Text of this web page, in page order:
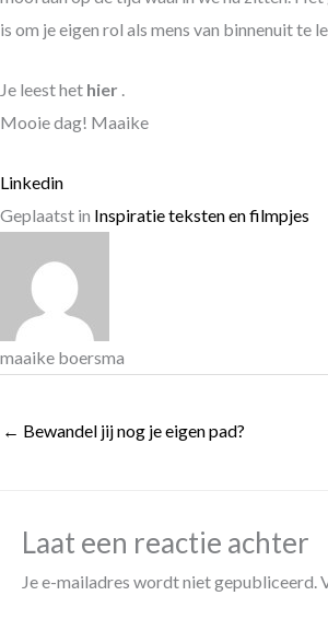
is om je eigen rol als mens van binnenuit te
Je leest het hier
Mooie dag! Maaike
Linkedin
Geplaatst in Inspiratie teksten en filmpjes
maaike boersma
← Bewandel jij nog je eigen pad?
Laat een reactie achter
Je e-mailadres wordt niet gepubliceerd.